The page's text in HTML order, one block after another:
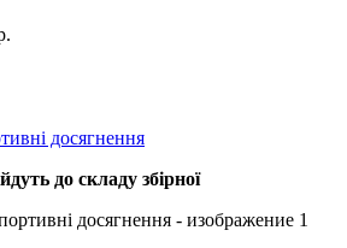
до складу збірної